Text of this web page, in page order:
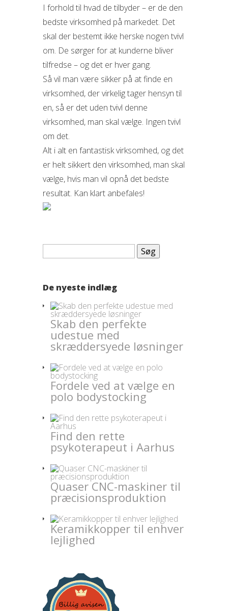
I forhold til hvad de tilbyder – er de den
bedste virksomhed på markedet. Det
skal der bestemt ikke herske nogen tvivl
om. De sørger for at kunderne bliver
tilfredse – og det er hver gang.
Så vil man være sikker på at finde en
virksomhed, der virkelig tager hensyn til
en, så er det uden tvivl denne
virksomhed, man skal vælge. Ingen tvivl
om det.
Alt i alt en fantastisk virksomhed, og det
er helt sikkert den virksomhed, man skal
vælge, hvis man vil opnå det bedste
resultat. Kan klart anbefales!
Søg
De nyeste indlæg
Skab den perfekte
udestue med
skræddersyede løsninger
Fordele ved at vælge en
polo bodystocking
Find den rette
psykoterapeut i Aarhus
Quaser CNC-maskiner til
præcisionsproduktion
Keramikkopper til enhver
lejlighed